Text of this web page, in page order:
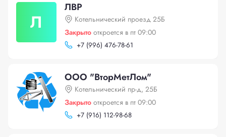
Л
ЛВР
Котельнический проезд 25Б
Закрыто откроется в пт 09:00
+7 (996) 476-78-61
ООО "ВторМетЛом"
Котельнический пр-д, 25Б
Закрыто откроется в пт 09:00
+7 (916) 112-98-68